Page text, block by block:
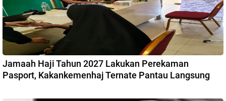
Jamaah Haji Tahun 2027 Lakukan Perekaman
Pasport, Kakankemenhaj Ternate Pantau Langsung